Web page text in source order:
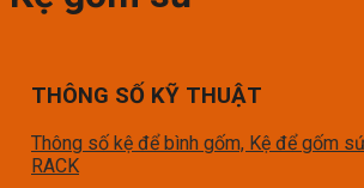
THÔNG SỐ KỸ THUẬT
Thông số kệ để bình gốm, Kệ để gốm
RACK